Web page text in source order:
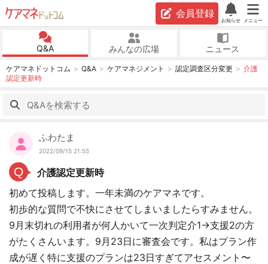
会員登録
お知らせ メニュー
Q&A みんなの広場 ニュース
ケアマネドットコム Q&A ケアマネジメント 認定調査区分変更
介護
認定更新時
ふわたま
2022/09/15 21:55
Q
介護認定更新時
初めて投稿します。一年未満のケアマネです。
初歩的な質問で不快にさせてしまいましたらすみません。
9月末切れの利用者が何人かいて一次判定介1→支援2の方
がたくさんいます。9月23日に審査会です。私はプラン作
成が遅く特に支援のプランは23日すぎてアセスメント〜